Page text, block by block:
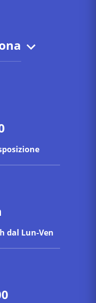
dal Lun-Ven